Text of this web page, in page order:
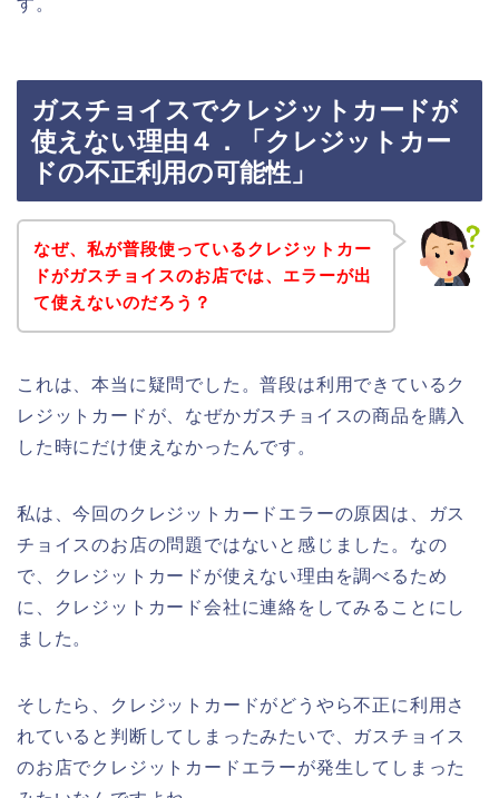
ガスチョイスでクレジットカードが
使えない理由４．「クレジットカー
ドの不正利用の可能性」
なぜ、私が普段使っているクレジットカー
ドがガスチョイスのお店では、エラーが出
て使えないのだろう？
これは、本当に疑問でした。普段は利用できているク
レジットカードが、なぜかガスチョイスの商品を購入
した時にだけ使えなかったんです。
私は、今回のクレジットカードエラーの原因は、ガス
チョイスのお店の問題ではないと感じました。なの
で、クレジットカードが使えない理由を調べるため
に、クレジットカード会社に連絡をしてみることにし
ました。
そしたら、クレジットカードがどうやら不正に利用さ
れていると判断してしまったみたいで、ガスチョイス
のお店でクレジットカードエラーが発生してしまった